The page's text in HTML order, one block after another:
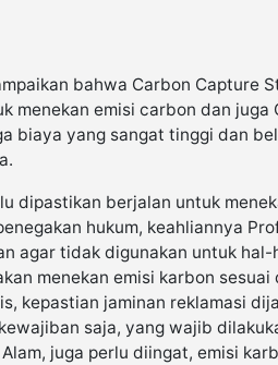
bahwa Carbon Capture
menekan emisi carbon dan juga
biaya yang sangat tinggi dan
dipastikan berjalan untuk
hukum, keahliannya
agar tidak digunakan untuk hal-
menekan emisi karbon sesuai
kepastian jaminan reklamasi
saja, yang wajib
juga perlu diingat, emisi